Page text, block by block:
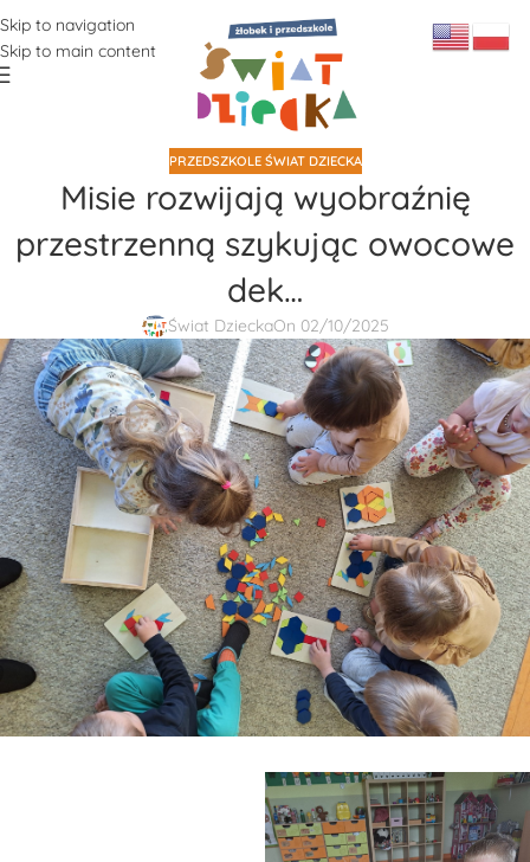
Skip to navigation
Skip to main content
PRZEDSZKOLE ŚWIAT DZIECKA
Misie rozwijają wyobraźnię
przestrzenną szykując owocowe
dek…
Świat DzieckaOn 02/10/2025